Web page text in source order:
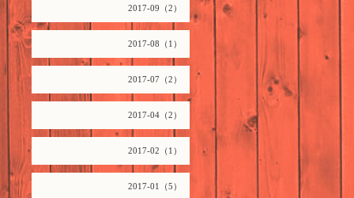
2017-09（2）
2017-08（1）
2017-07（2）
2017-04（2）
2017-02（1）
2017-01（5）